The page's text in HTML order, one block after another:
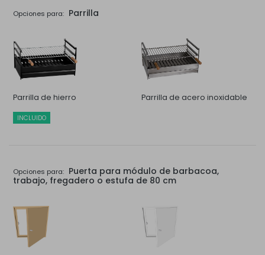
Opciones para: Parrilla
Parrilla de hierro
INCLUIDO
Parrilla de acero inoxidable
Opciones para: Puerta para módulo de barbacoa,
trabajo, fregadero o estufa de 80 cm